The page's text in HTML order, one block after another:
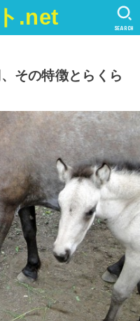
.net SEARCH
その特徴とらくら